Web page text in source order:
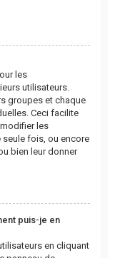
les
utilisateurs.
groupes et chaque
Ceci facilite
les
fois, ou encore
bien leur donner
puis-je en
en cliquant